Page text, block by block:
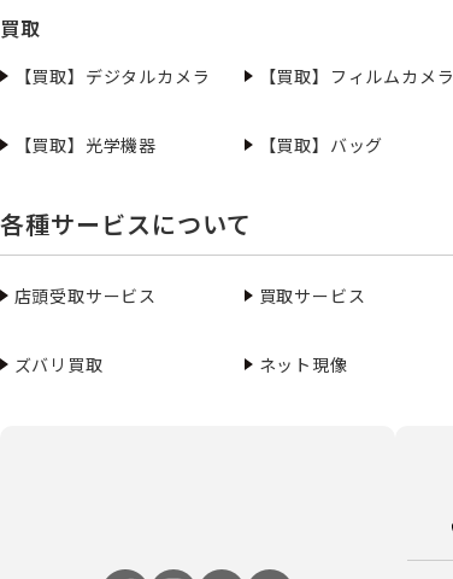
買取
【買取】デジタルカメラ 【買取】フィルムカメラ
【買取】光学機器 【買取】バッグ
各種サービスについて
店頭受取サービス 買取サービス
ズバリ買取 ネット現像